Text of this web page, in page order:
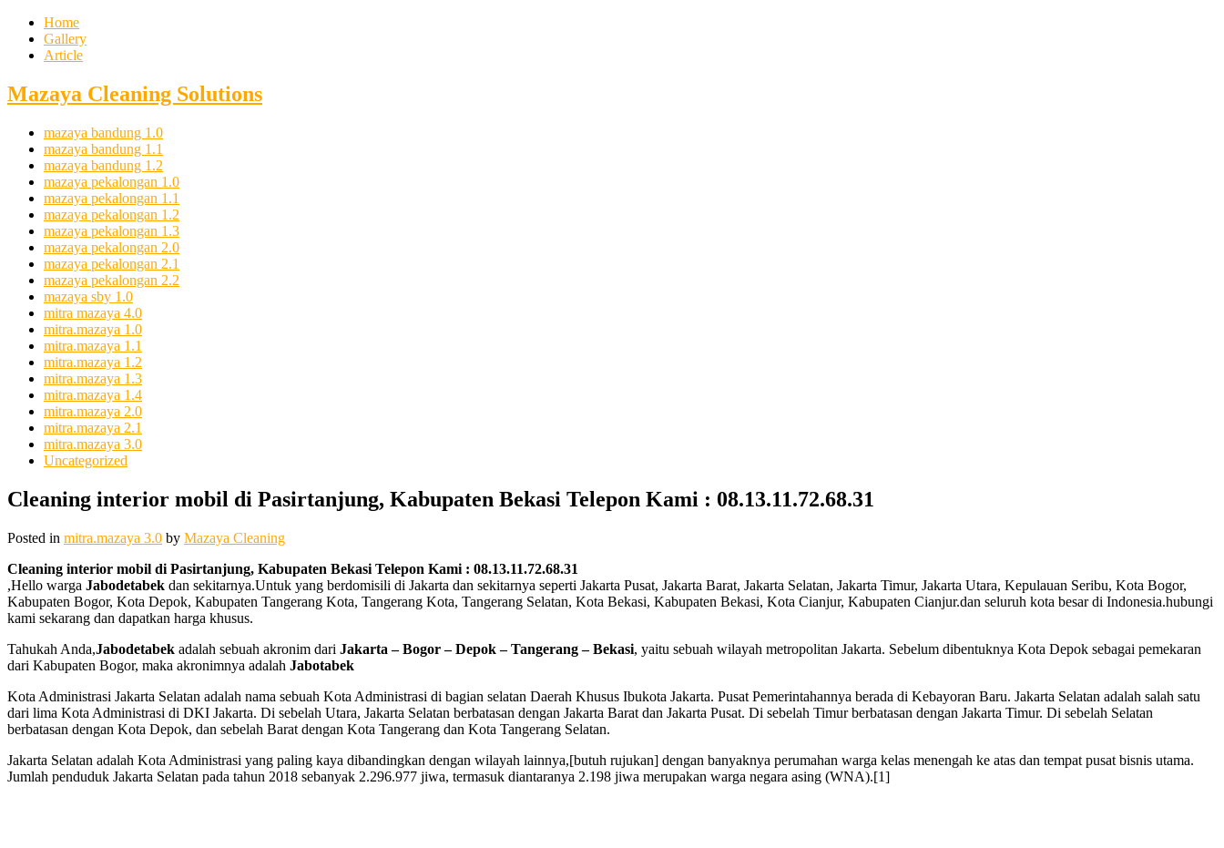
Home
Gallery
Article
Mazaya Cleaning Solutions
mazaya bandung 1.0
mazaya bandung 1.1
mazaya bandung 1.2
mazaya pekalongan 1.0
mazaya pekalongan 1.1
mazaya pekalongan 1.2
mazaya pekalongan 1.3
mazaya pekalongan 2.0
mazaya pekalongan 2.1
mazaya pekalongan 2.2
mazaya sby 1.0
mitra mazaya 4.0
mitra.mazaya 1.0
mitra.mazaya 1.1
mitra.mazaya 1.2
mitra.mazaya 1.3
mitra.mazaya 1.4
mitra.mazaya 2.0
mitra.mazaya 2.1
mitra.mazaya 3.0
Uncategorized
Cleaning interior mobil di Pasirtanjung, Kabupaten Bekasi Telepon Kami : 08.13.11.72.68.31
Posted in mitra.mazaya 3.0 by Mazaya Cleaning
Cleaning interior mobil di Pasirtanjung, Kabupaten Bekasi Telepon Kami : 08.13.11.72.68.31
,Hello warga Jabodetabek dan sekitarnya.Untuk yang berdomisili di Jakarta dan sekitarnya seperti Jakarta Pusat, Jakarta Barat, Jakarta Selatan, Jakarta Timur, Jakarta Utara, Kepulauan Seribu, Kota Bogor,
Kabupaten Bogor, Kota Depok, Kabupaten Tangerang Kota, Tangerang Kota, Tangerang Selatan, Kota Bekasi, Kabupaten Bekasi, Kota Cianjur, Kabupaten Cianjur.dan seluruh kota besar di Indonesia.hubungi
kami sekarang dan dapatkan harga khusus.
Tahukah Anda,Jabodetabek adalah sebuah akronim dari Jakarta – Bogor – Depok – Tangerang – Bekasi, yaitu sebuah wilayah metropolitan Jakarta. Sebelum dibentuknya Kota Depok sebagai pemekaran
dari Kabupaten Bogor, maka akronimnya adalah Jabotabek
Kota Administrasi Jakarta Selatan adalah nama sebuah Kota Administrasi di bagian selatan Daerah Khusus Ibukota Jakarta. Pusat Pemerintahannya berada di Kebayoran Baru. Jakarta Selatan adalah salah satu
dari lima Kota Administrasi di DKI Jakarta. Di sebelah Utara, Jakarta Selatan berbatasan dengan Jakarta Barat dan Jakarta Pusat. Di sebelah Timur berbatasan dengan Jakarta Timur. Di sebelah Selatan
berbatasan dengan Kota Depok, dan sebelah Barat dengan Kota Tangerang dan Kota Tangerang Selatan.
Jakarta Selatan adalah Kota Administrasi yang paling kaya dibandingkan dengan wilayah lainnya,[butuh rujukan] dengan banyaknya perumahan warga kelas menengah ke atas dan tempat pusat bisnis utama.
Jumlah penduduk Jakarta Selatan pada tahun 2018 sebanyak 2.296.977 jiwa, termasuk diantaranya 2.198 jiwa merupakan warga negara asing (WNA).[1]